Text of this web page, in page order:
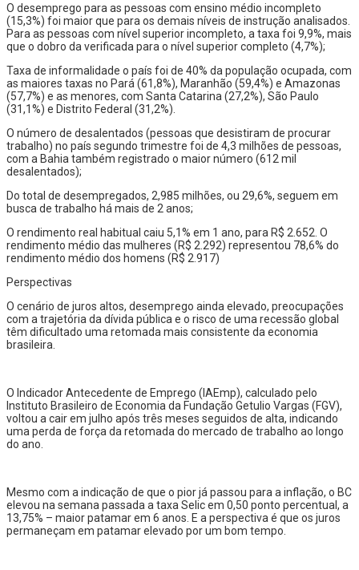
O desemprego para as pessoas com ensino médio incompleto
(15,3%) foi maior que para os demais níveis de instrução analisados.
Para as pessoas com nível superior incompleto, a taxa foi 9,9%, mais
que o dobro da verificada para o nível superior completo (4,7%);
Taxa de informalidade o país foi de 40% da população ocupada, com
as maiores taxas no Pará (61,8%), Maranhão (59,4%) e Amazonas
(57,7%) e as menores, com Santa Catarina (27,2%), São Paulo
(31,1%) e Distrito Federal (31,2%).
O número de desalentados (pessoas que desistiram de procurar
trabalho) no país segundo trimestre foi de 4,3 milhões de pessoas,
com a Bahia também registrado o maior número (612 mil
desalentados);
Do total de desempregados, 2,985 milhões, ou 29,6%, seguem em
busca de trabalho há mais de 2 anos;
O rendimento real habitual caiu 5,1% em 1 ano, para R$ 2.652. O
rendimento médio das mulheres (R$ 2.292) representou 78,6% do
rendimento médio dos homens (R$ 2.917)
Perspectivas
O cenário de juros altos, desemprego ainda elevado, preocupações
com a trajetória da dívida pública e o risco de uma recessão global
têm dificultado uma retomada mais consistente da economia
brasileira.
O Indicador Antecedente de Emprego (IAEmp), calculado pelo
Instituto Brasileiro de Economia da Fundação Getulio Vargas (FGV),
voltou a cair em julho após três meses seguidos de alta, indicando
uma perda de força da retomada do mercado de trabalho ao longo
do ano.
Mesmo com a indicação de que o pior já passou para a inflação, o BC
elevou na semana passada a taxa Selic em 0,50 ponto percentual, a
13,75% – maior patamar em 6 anos. E a perspectiva é que os juros
permaneçam em patamar elevado por um bom tempo.